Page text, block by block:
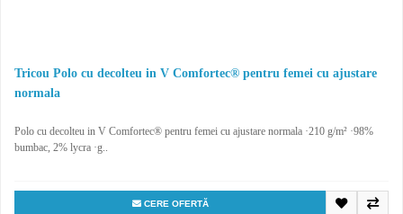
Tricou Polo cu decolteu in V Comfortec® pentru femei cu ajustare
normala
Polo cu decolteu in V Comfortec® pentru femei cu ajustare normala ·210 g/m² ·98%
bumbac, 2% lycra ·g..
CERE OFERTĂ